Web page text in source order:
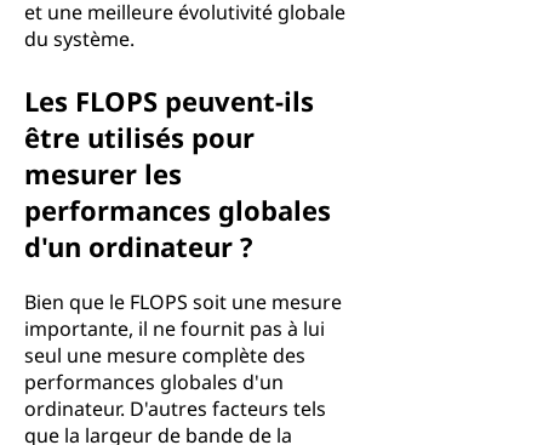
et une meilleure évolutivité globale
du système.
Les FLOPS peuvent-ils
être utilisés pour
mesurer les
performances globales
d'un ordinateur ?
Bien que le FLOPS soit une mesure
importante, il ne fournit pas à lui
seul une mesure complète des
performances globales d'un
ordinateur. D'autres facteurs tels
que la largeur de bande de la